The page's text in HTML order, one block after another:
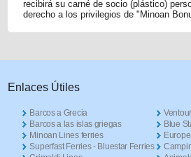
recibirá su carné de socio (plástico)
derecho a los privilegios de "Minoan
Enlaces Útiles
Barcos a Grecia
Barcos a las islas griegas
Minoan Lines ferries
Superfast Ferries - Bluestar Ferries
Blue